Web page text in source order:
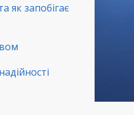
як запобігає